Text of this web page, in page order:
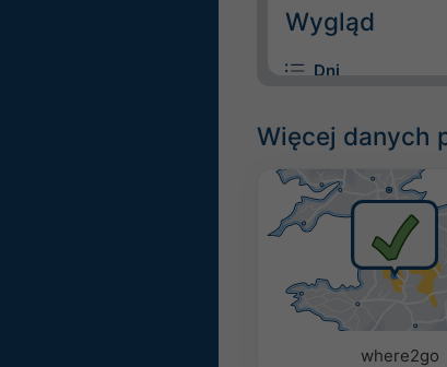
Wygląd
Dni
Kolorowe
Parametry
Użyj poniższych
parametry
Więcej danych
where2go